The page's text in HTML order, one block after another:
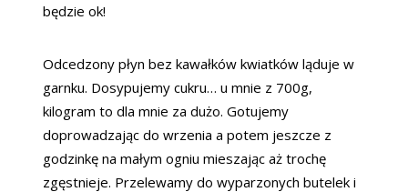
będzie ok!
Odcedzony płyn bez kawałków kwiatków ląduje w
garnku. Dosypujemy cukru… u mnie z 700g,
kilogram to dla mnie za dużo. Gotujemy
doprowadzając do wrzenia a potem jeszcze z
godzinkę na małym ogniu mieszając aż trochę
zgęstnieje. Przelewamy do wyparzonych butelek i